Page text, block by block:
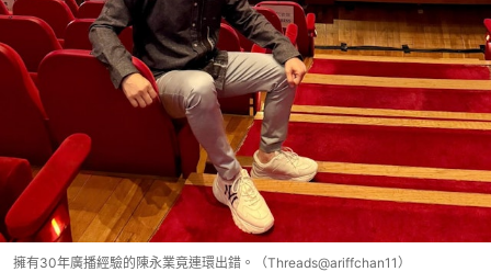
擁有30年廣播經驗的陳永業竟連環出錯。（Threads@ariffchan11）